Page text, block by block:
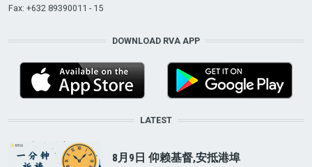
Fax: +632 89390011 - 15
DOWNLOAD RVA APP
LATEST
8月9日 仰赖基督,安抵港埠